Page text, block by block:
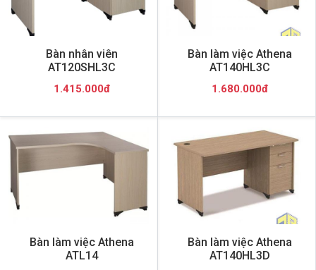
Bàn nhân viên
AT120SHL3C
1.415.000đ
Bàn làm việc Athena
AT140HL3C
1.680.000đ
Bàn làm việc Athena
ATL14
Bàn làm việc Athena
AT140HL3D